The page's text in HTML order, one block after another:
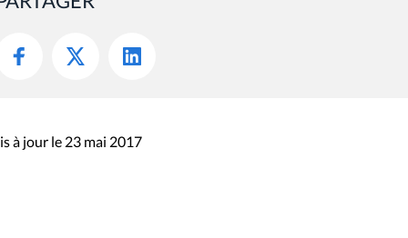
à jour le 23 mai 2017